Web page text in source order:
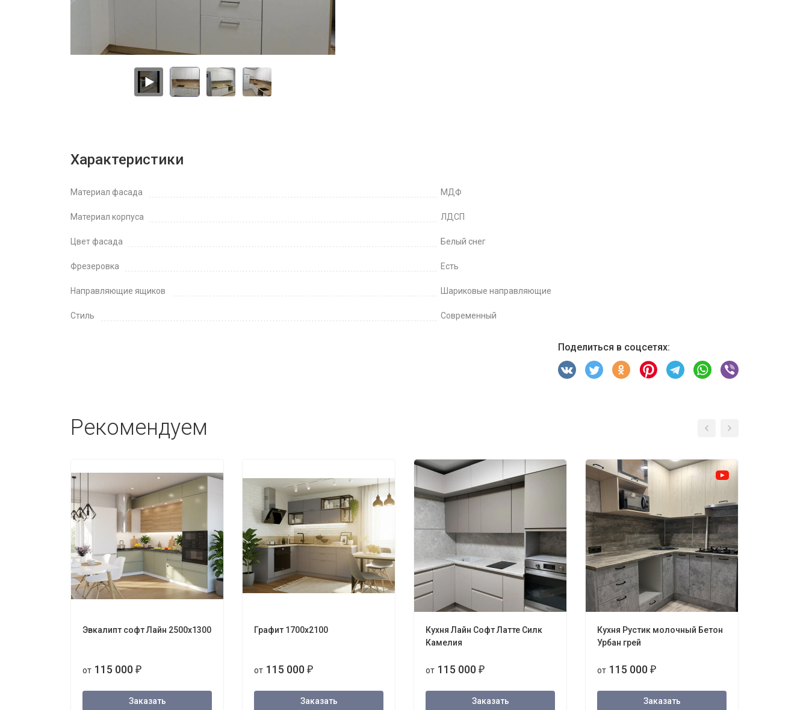
Характеристики
Материал фасада МДФ
Материал корпуса ЛДСП
Цвет фасада Белый снег
Фрезеровка Есть
Направляющие ящиков Шариковые направляющие
Стиль Современный
Поделиться в соцсетях:
Рекомендуем
Эвкалипт софт Лайн 2500х1300
от 115 000 ₽
Заказать
Графит 1700х2100
от 115 000 ₽
Заказать
Кухня Лайн Софт Латте Силк
Камелия
от 115 000 ₽
Заказать
Кухня Рустик молочный Бетон
Урбан грей
от 115 000 ₽
Заказать